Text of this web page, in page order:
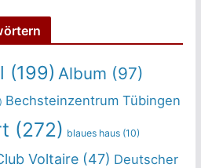
(199) Album (97)
Bechsteinzentrum Tübingen
(272) blaues haus(10)
Voltaire(47) Deutscher